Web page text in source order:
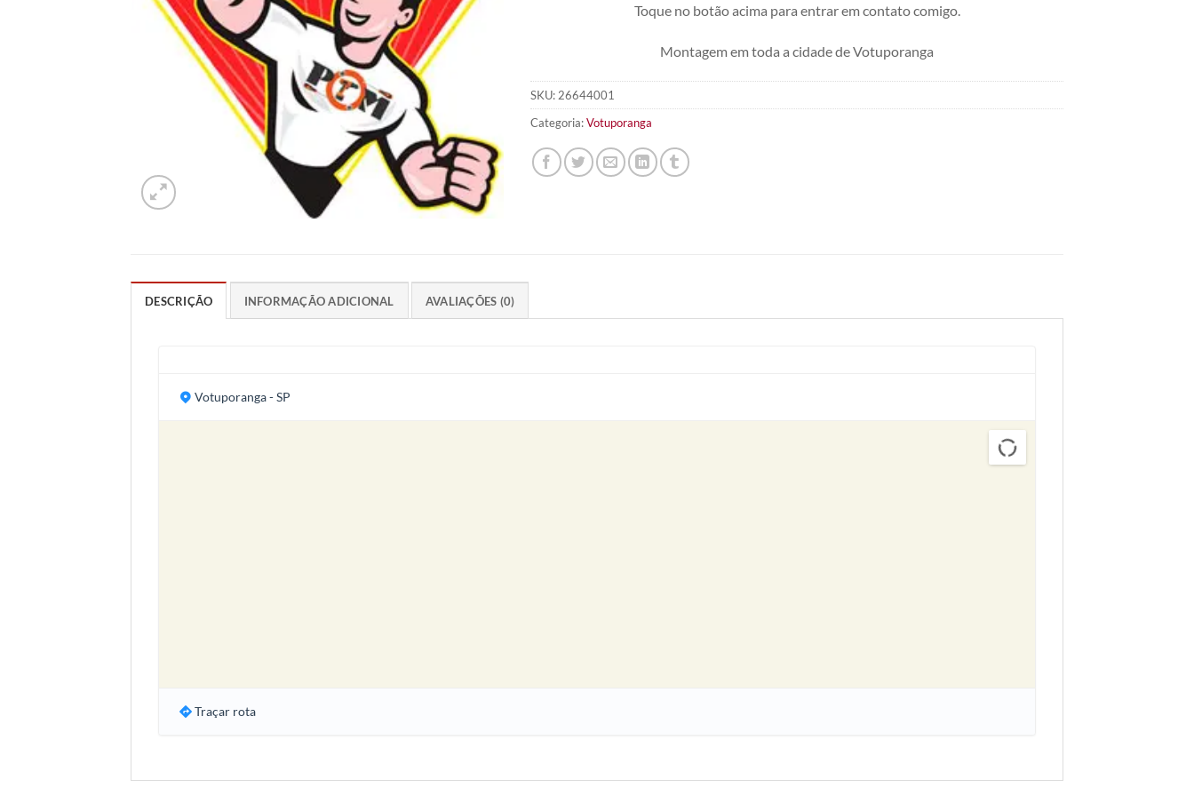
Toque no botão acima para entrar em contato comigo.
Montagem em toda a cidade de Votuporanga
SKU: 26644001
Categoria:Votuporanga
DESCRIÇÃO INFORMAÇÃO ADICIONAL AVALIAÇÕES (0)
Votuporanga - SP
Traçar rota